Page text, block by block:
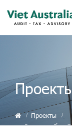
Проекты
CÔNG TY CỔ